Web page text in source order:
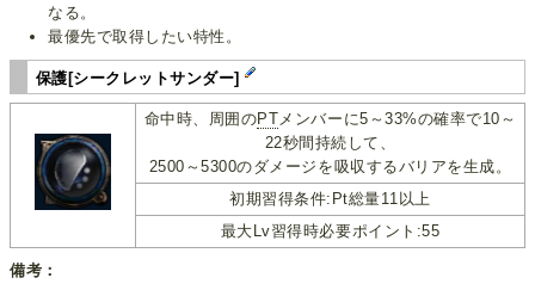
なる。
最優先で取得したい特性。
保護[シークレットサンダー]
命中時、周囲のPT メンバーに5～33%の確率で10～
22秒間持続して、
2500～5300のダメージを吸収するバリアを生成。
初期習得条件:Pt総量11以上
最大Lv習得時必要ポイント:55
備考：